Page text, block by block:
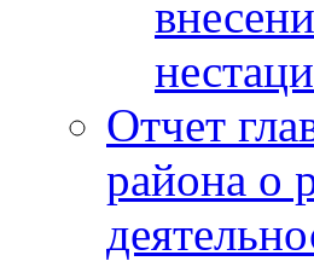
Отчет
района о